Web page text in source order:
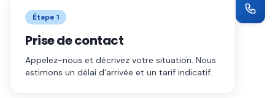
Étape 1
Prise de contact
Appelez-nous et décrivez votre situation. Nous
estimons un délai d'arrivée et un tarif indicatif.